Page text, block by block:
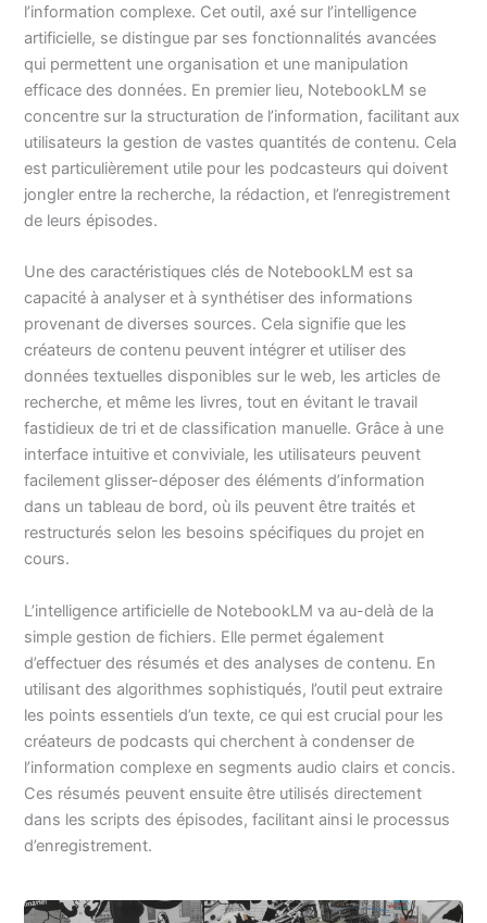
l’information complexe. Cet outil, axé sur l’intelligence
artificielle, se distingue par ses fonctionnalités avancées
qui permettent une organisation et une manipulation
efficace des données. En premier lieu, NotebookLM se
concentre sur la structuration de l’information, facilitant aux
utilisateurs la gestion de vastes quantités de contenu. Cela
est particulièrement utile pour les podcasteurs qui doivent
jongler entre la recherche, la rédaction, et l’enregistrement
de leurs épisodes.
Une des caractéristiques clés de NotebookLM est sa
capacité à analyser et à synthétiser des informations
provenant de diverses sources. Cela signifie que les
créateurs de contenu peuvent intégrer et utiliser des
données textuelles disponibles sur le web, les articles de
recherche, et même les livres, tout en évitant le travail
fastidieux de tri et de classification manuelle. Grâce à une
interface intuitive et conviviale, les utilisateurs peuvent
facilement glisser-déposer des éléments d’information
dans un tableau de bord, où ils peuvent être traités et
restructurés selon les besoins spécifiques du projet en
cours.
L’intelligence artificielle de NotebookLM va au-delà de la
simple gestion de fichiers. Elle permet également
d’effectuer des résumés et des analyses de contenu. En
utilisant des algorithmes sophistiqués, l’outil peut extraire
les points essentiels d’un texte, ce qui est crucial pour les
créateurs de podcasts qui cherchent à condenser de
l’information complexe en segments audio clairs et concis.
Ces résumés peuvent ensuite être utilisés directement
dans les scripts des épisodes, facilitant ainsi le processus
d’enregistrement.